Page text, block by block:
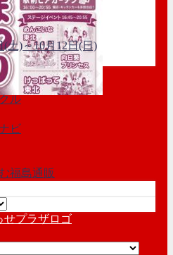
土)～10月12日(日)